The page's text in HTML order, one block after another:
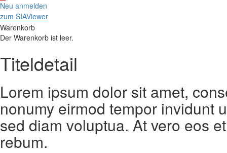
Neu anmelden
zum SIAViewer
Warenkorb
Der Warenkorb ist leer.
Titeldetail
Lorem ipsum dolor sit amet,
nonumy eirmod tempor invidunt
sed diam voluptua. At vero eos
rebum.